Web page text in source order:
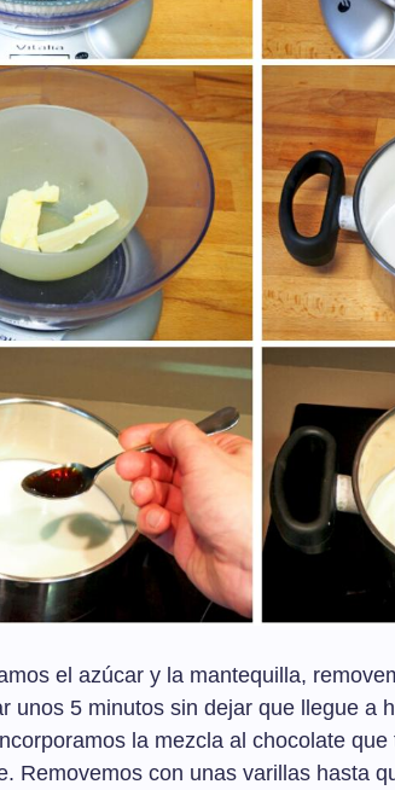
el azúcar y la mantequilla,
unos 5 minutos sin dejar que llegue a
la mezcla al chocolate
Removemos con unas varillas hasta